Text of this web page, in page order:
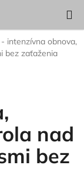
KOŠÍK
- intenzívna obnova,
bez zaťaženia
nad
bez